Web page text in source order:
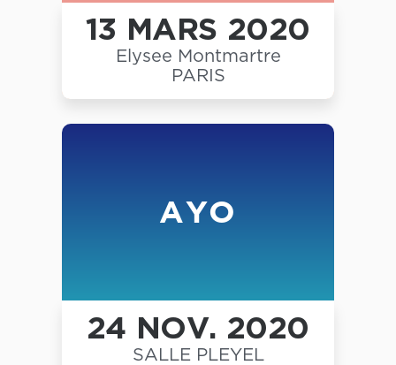
13 MARS 2020
Elysee Montmartre
PARIS
AYO
24 NOV. 2020
SALLE PLEYEL